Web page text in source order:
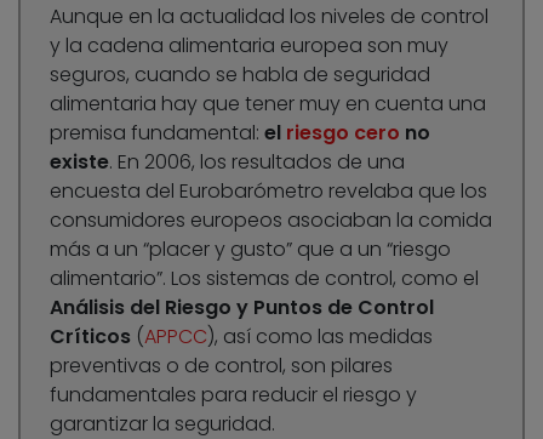
Aunque en la actualidad los niveles de control
y la cadena alimentaria europea son muy
seguros, cuando se habla de seguridad
alimentaria hay que tener muy en cuenta una
premisa fundamental: el riesgo cero no
existe. En 2006, los resultados de una
encuesta del Eurobarómetro revelaba que los
consumidores europeos asociaban la comida
más a un “placer y gusto” que a un “riesgo
alimentario”. Los sistemas de control, como el
Análisis del Riesgo y Puntos de Control
Críticos (APPCC), así como las medidas
preventivas o de control, son pilares
fundamentales para reducir el riesgo y
garantizar la seguridad.